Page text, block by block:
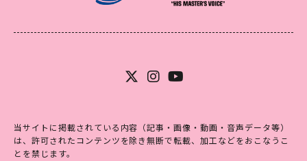
当サイトに掲載されている内容（記事・画像・動画・音声データ等）
は、許可されたコンテンツを除き無断で転載、加工などをおこなうこ
とを禁じます。